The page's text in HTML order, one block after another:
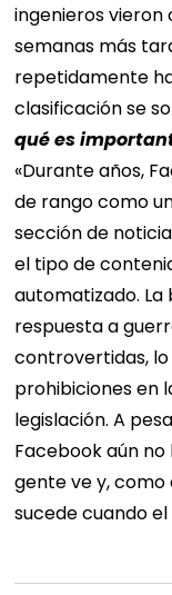
ingenieros vieron
semanas más
repetidamente
clasificación se
qué es
«Durante años,
de rango como
sección de
el tipo de
automatizado. La
respuesta a
controvertidas, lo
prohibiciones en
legislación. A
Facebook aún
gente ve y,
sucede cuando